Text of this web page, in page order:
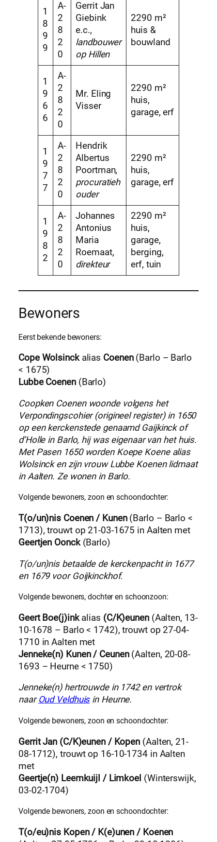
1
8
9
9
A-
2
8
2
0
Gerrit Jan
Giebink
e.c.,
landbouwer
op Hillen
2290 m²
huis &
bouwland
1
9
6
6
A-
2
8
2
0
Mr. Eling
Visser
2290 m²
huis,
garage, erf
1
9
7
7
A-
2
8
2
0
Hendrik
Albertus
Poortman,
procuratieh
ouder
2290 m²
huis,
garage, erf
1
9
8
2
A-
2
8
2
0
Johannes
Antonius
Maria
Roemaat,
direkteur
2290 m²
huis,
garage,
berging,
erf, tuin
Bewoners
Eerst bekende bewoners:
Cope Wolsinckalias Coenen(Barlo – Barlo
< 1675)
Lubbe Coenen(Barlo)
Coopken Coenen woonde volgens het
Verpondingscohier (origineel register) in 1650
op een kerckenstede genaamd Gaijkinck of
d’Holle in Barlo, hij was eigenaar van het huis.
Met Pasen 1650 worden Koepe Koene alias
Wolsinck en zijn vrouw Lubbe Koenen lidmaat
in Aalten. Ze wonen in Barlo.
Volgende bewoners, zoon en schoondochter:
T(o/un)nis Coenen / Kunen(Barlo – Barlo <
1713), trouwt op 21-03-1675 in Aalten met
Geertjen Oonck(Barlo)
T(o/un)nis betaalde de kerckenpacht in 1677
en 1679 voor Goijkinckhof.
Volgende bewoners, dochter en schoonzoon:
Geert Boe(j)inkalias (C/K)eunen(Aalten, 13-
10-1678 – Barlo < 1742), trouwt op 27-04-
1710 in Aalten met
Jenneke(n) Kunen / Ceunen(Aalten, 20-08-
1693 – Heurne < 1750)
Jenneke(n) hertrouwde in 1742 en vertrok
naarOud Veldhuisin Heurne.
Volgende bewoners, zoon en schoondochter:
Gerrit Jan (C/K)eunen / Kopen (Aalten, 21-
08-1712), trouwt op 16-10-1734 in Aalten
met
Geertje(n) Leemkuijl / Limkoel (Winterswijk,
03-02-1704)
Volgende bewoners, zoon en schoondochter:
T(o/eu)nis Kopen / K(e)unen / Koenen